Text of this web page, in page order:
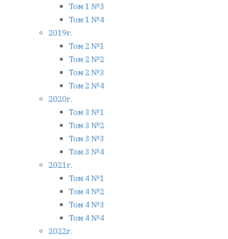
Том 1 №3
Том 1 №4
2019г.
Том 2 №1
Том 2 №2
Том 2 №3
Том 2 №4
2020г.
Том 3 №1
Том 3 №2
Том 3 №3
Том 3 №4
2021г.
Том 4 №1
Том 4 №2
Том 4 №3
Том 4 №4
2022г.